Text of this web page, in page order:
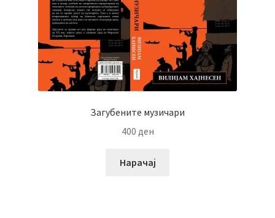
Загубените музичари
400 ден
Нарачај